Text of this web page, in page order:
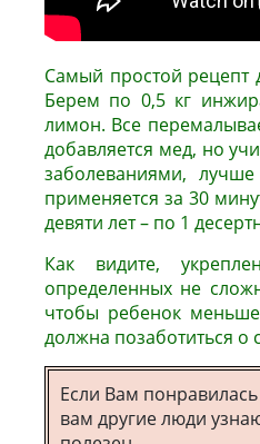
Самый простой рецепт
Берем по 0,5 кг
лимон. Все
добавляется мед, но
заболеваниями,
применяется за 30
девяти лет – по 1
Как видите,
определенных не
чтобы ребенок
должна позаботиться
Если Вам
вам другие люди